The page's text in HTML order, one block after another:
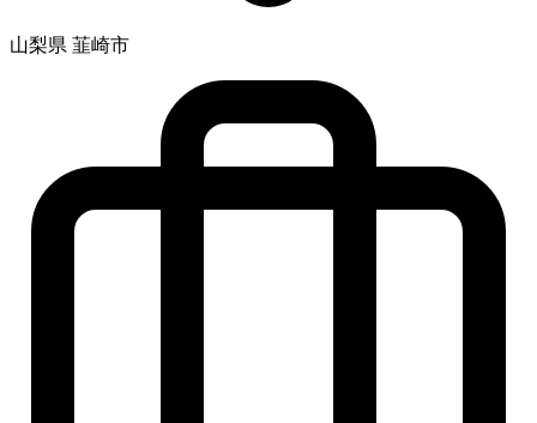
山梨県 韮崎市